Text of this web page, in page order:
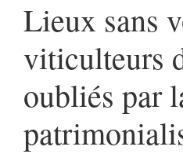
Lieux sans
viticulteurs
oubliés par